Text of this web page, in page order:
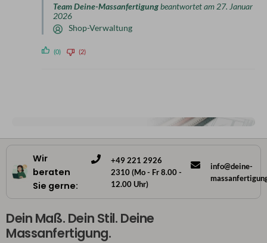
Team Deine-Massanfertigungbeantwortet am 27. Januar
2026
Shop-Verwaltung
(0) (2)
Wir
beraten
Sie gerne:
+49 221 2926
2310 (Mo - Fr 8.00 -
12.00 Uhr)
info@deine-
Dein Maß. Dein Stil. Deine
Massanfertigung.